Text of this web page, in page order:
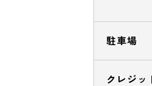
駐車場
クレジッ